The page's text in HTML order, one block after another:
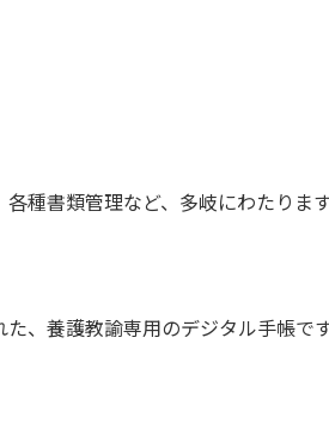
種書類管理など、多岐にわたります
た、養護教諭専用のデジタル手帳です